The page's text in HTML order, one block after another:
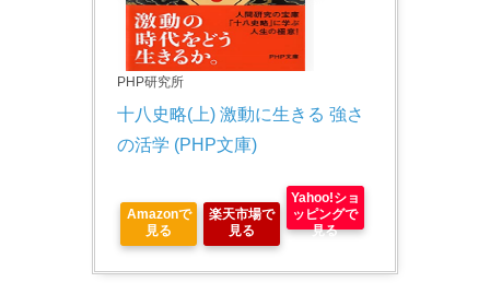
PHP研究所
十八史略(上) 激動に生きる 強さ
の活学 (PHP文庫)
Amazonで
見る
楽天市場で
見る
Yahoo!ショ
ッピングで
見る